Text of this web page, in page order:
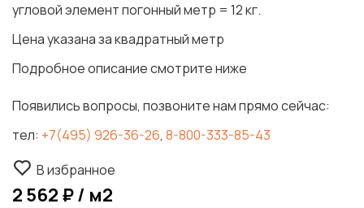
угловой элемент погонный метр = 12 кг.
Цена указана за квадратный метр
Подробное описание смотрите ниже
Появились вопросы, позвоните нам прямо сейчас:
тел: +7(495) 926-36-26, 8-800-333-85-43
В избранное
2 562 ₽ / м2